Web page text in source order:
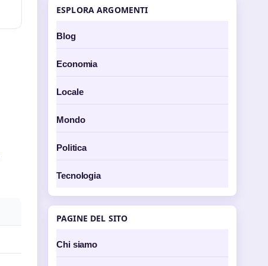
ESPLORA ARGOMENTI
Blog
Economia
Locale
Mondo
Politica
Tecnologia
PAGINE DEL SITO
Chi siamo